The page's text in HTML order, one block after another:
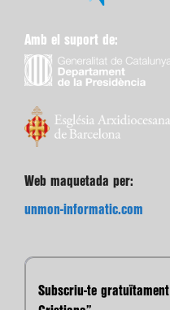
Amb el suport de:
Web maquetada per:
unmon-informatic.com
Subscriu-te